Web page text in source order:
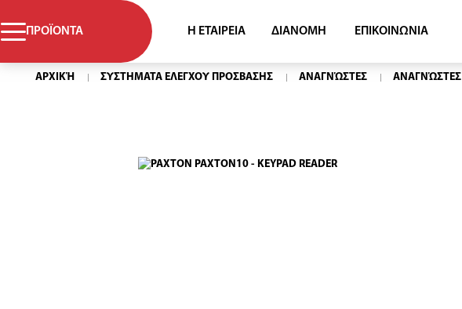
ΠΡΟΪΟΝΤΑ Η ΕΤΑΙΡΕΙΑ ΔΙΑΝΟΜΗ ΕΠΙΚΟΙΝΩΝΙΑ
ΑΡΧΙΚΉ ΣΥΣΤΗΜΑΤΑ ΕΛΕΓΧΟΥ ΠΡΟΣΒΑΣΗΣ ΑΝΑΓΝΏΣΤΕΣ ΑΝΑΓΝΏΣΤΕΣ